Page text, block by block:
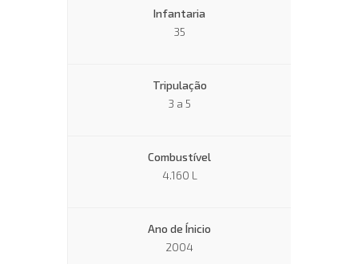
Infantaria
35
Tripulação
3 a 5
Combustível
4.160 L
Ano de Ínicio
2004